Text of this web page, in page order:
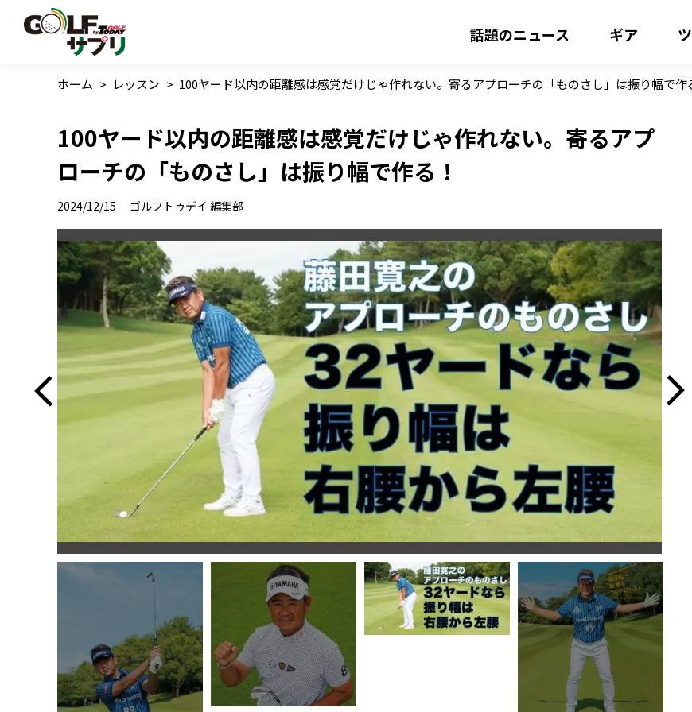
話題のニュース ギア
ホーム > レッスン > 100ヤード以内の距離感は感覚だけじゃ作れない。寄るアプローチの「ものさし」は振り幅で作
100ヤード以内の距離感は感覚だけじゃ作れない。寄るアプ
ローチの「ものさし」は振り幅で作る！
2024/12/15 ゴルフトゥデイ 編集部